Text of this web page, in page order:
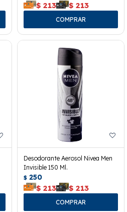
$ 213 $ 213
Desodorante Aerosol Nivea Men
Invisible 150 Ml.
$ 250
$ 213 $ 213